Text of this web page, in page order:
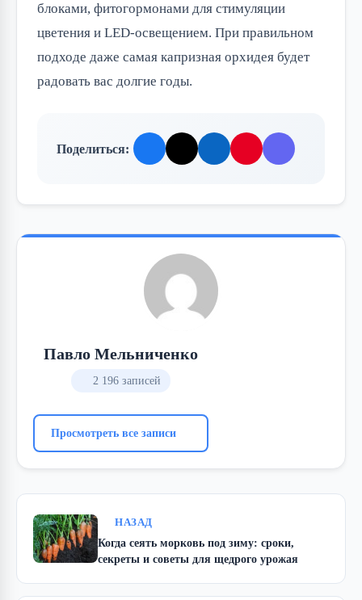
блоками, фитогормонами для стимуляции
цветения и LED-освещением. При правильном
подходе даже самая капризная орхидея будет
радовать вас долгие годы.
Поделиться:
Павло Мельниченко
2 196 записей
Просмотреть все записи
НАЗАД
Когда сеять морковь под зиму: сроки,
секреты и советы для щедрого урожая